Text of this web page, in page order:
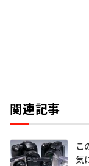
関連記事
こ
気